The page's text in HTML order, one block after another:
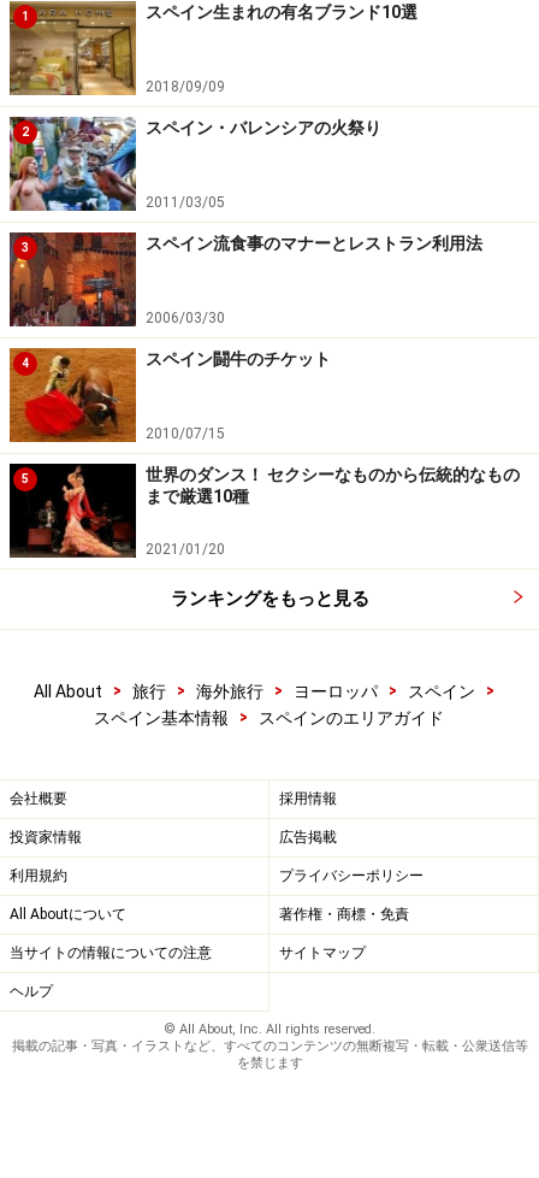
1 スペイン生まれの有名ブランド10選
2018/09/09
2 スペイン・バレンシアの火祭り
2011/03/05
3 スペイン流食事のマナーとレストラン利用法
2006/03/30
4 スペイン闘牛のチケット
2010/07/15
5
世界のダンス！ セクシーなものから伝統的なもの
まで厳選10種
2021/01/20
ランキングをもっと見る
All About > 旅行 > 海外旅行 > ヨーロッパ > スペイン
>
スペイン基本情報
> スペインのエリアガイド
会社概要 採用情報
投資家情報 広告掲載
利用規約 プライバシーポリシー
All Aboutについて 著作権・商標・免責
当サイトの情報についての注意 サイトマップ
ヘルプ
© All About, Inc. All rights reserved.
掲載の記事・写真・イラストなど、すべてのコンテンツの無断複写・転載・公衆送信等
を禁じます